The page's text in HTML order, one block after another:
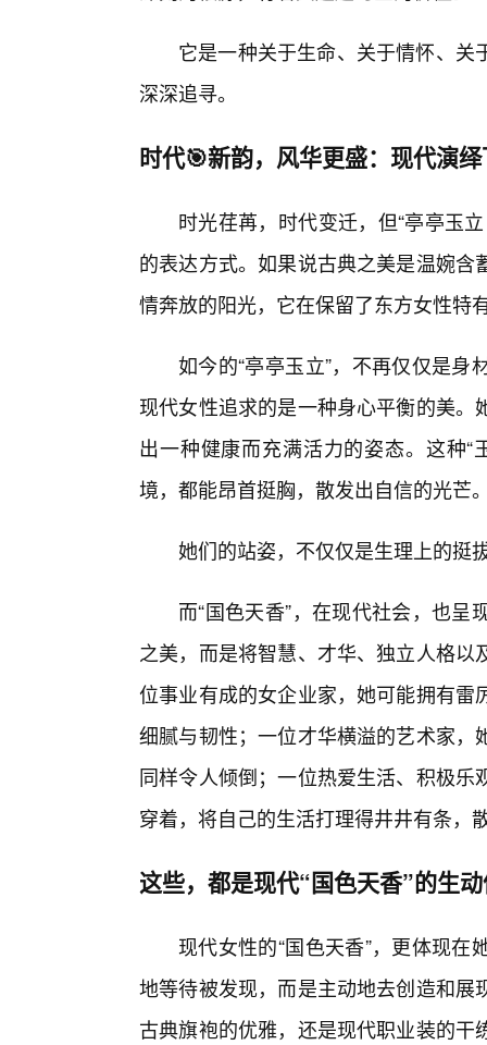
它是一种关于生命、关于情怀、
深深追寻。
时代🎯新韵，风华更盛：现代演
时光荏苒，时代变迁，但“亭亭玉
的表达方式。如果说古典之美是温婉
情奔放的阳光，它在保留了东方女性特
如今的“亭亭玉立”，不再仅仅是
现代女性追求的是一种身心平衡的美
出一种健康而充满活力的姿态。这种
境，都能昂首挺胸，散发出自信的光芒
她们的站姿，不仅仅是生理上的挺
而“国色天香”，在现代社会，也
之美，而是将智慧、才华、独立人格
位事业有成的女企业家，她可能拥有
细腻与韧性；一位才华横溢的艺术家
同样令人倾倒；一位热爱生活、积极
穿着，将自己的生活打理得井井有条，
这些，都是现代“国色天香”的生
现代女性的“国色天香”，更体现
地等待被发现，而是主动地去创造和
古典旗袍的优雅，还是现代职业装的